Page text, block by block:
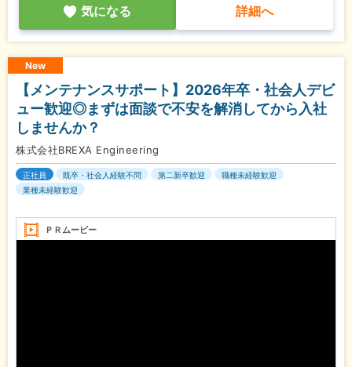
気になる 詳細へ
New
【メンテナンスサポート】2026年卒・社会人デビ
ュー歓迎◎まずは面談で不安を解消してから入社
しませんか？
株式会社BREXA Engineering
正社員 既卒・社会人経験不問 第二新卒歓迎
職種未経験歓迎
業種未経験歓迎
ＰＲムービー